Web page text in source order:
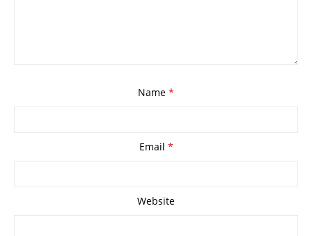
Name *
Email *
Website